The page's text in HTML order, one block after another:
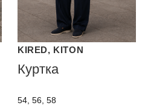
KIRED, KITON
Куртка
54, 56, 58